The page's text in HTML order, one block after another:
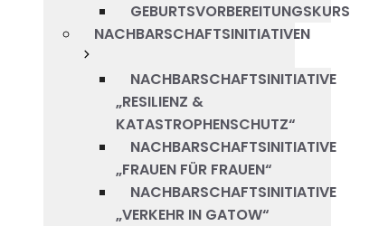
GEBURTSVORBEREITUNGSKURS
NACHBARSCHAFTSINITIATIVEN
NACHBARSCHAFTSINITIATIVE
„RESILIENZ &
KATASTROPHENSCHUTZ“
NACHBARSCHAFTSINITIATIVE
„FRAUEN FÜR FRAUEN“
NACHBARSCHAFTSINITIATIVE
„VERKEHR IN GATOW“